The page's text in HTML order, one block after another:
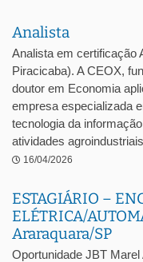
Analista
Analista em certificação
Piracicaba). A CEOX,
doutor em Economia
empresa especializada
tecnologia da
atividades
16/04/2026
ESTAGIÁRIO –
ELÉTRICA/
Araraquara/SP
Oportunidade JBT